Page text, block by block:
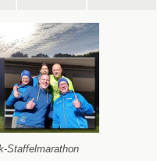
Staffelmarathon